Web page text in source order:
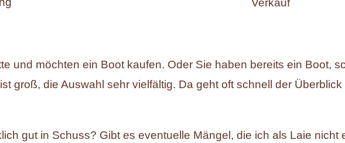
Verkauf
und möchten ein Boot kaufen. Oder Sie haben bereits ein Boot,
groß, die Auswahl sehr vielfältig. Da geht oft schnell der
gut in Schuss? Gibt es eventuelle Mängel, die ich als Laie nicht